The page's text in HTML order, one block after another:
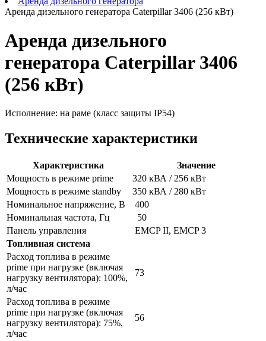
Аренда дизельного генератора Caterpillar 3406 (256 кВт)
Аренда дизельного
генератора Caterpillar 3406
(256 кВт)
Исполнение: на раме (класс защиты IP54)
Технические характеристики
Характеристика
Значение
Мощность в режиме prime
320 кВА / 256 кВт
Мощность в режиме standby
350 кВА / 280 кВт
Номинальное напряжение, В
400
Номинальная частота, Гц
50
Панель управления
EMCP II, EMCP 3
Топливная система
Расход топлива в режиме
prime при нагрузке (включая
нагрузку вентилятора): 100%,
л/час
73
Расход топлива в режиме
prime при нагрузке (включая
нагрузку вентилятора): 75%,
л/час
56